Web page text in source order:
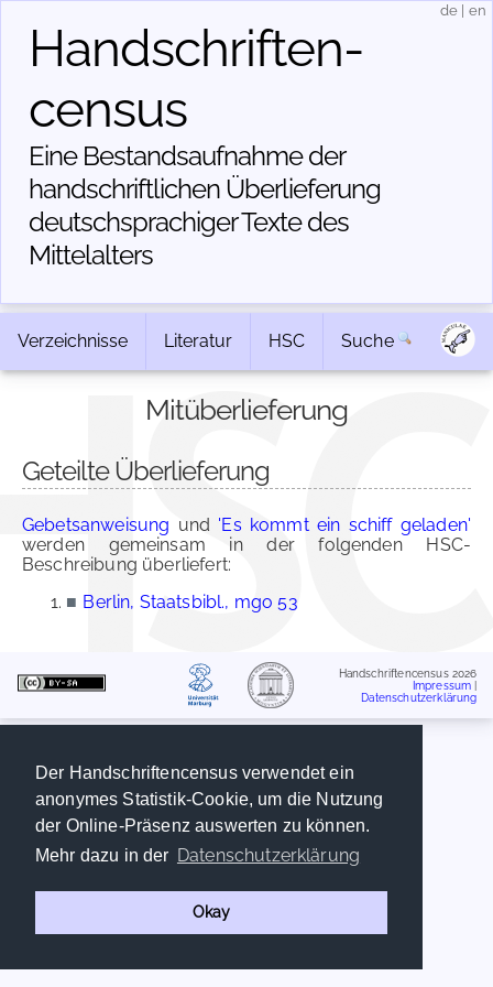
Der Handschriftencensus verwendet ein
anonymes Statistik-Cookie, um die Nutzung
der Online-Präsenz auswerten zu können.
Mehr dazu in der Datenschutzerklärung
Okay
Handschriften­
census
Eine Bestandsaufnahme der
handschriftlichen Über­lieferung
deutschsprachiger Texte des
Mittelalters
de en
Verzeichnisse Literatur HSC Suche
Mitüberlieferung
Geteilte Überlieferung
Gebetsanweisung und 'Es kommt ein schiff geladen'
werden gemeinsam in der folgenden HSC-
Beschreibung überliefert:
■ Berlin, Staatsbibl., mgo 53
Handschriftencensus 2026
Impressum
Datenschutzerklärung